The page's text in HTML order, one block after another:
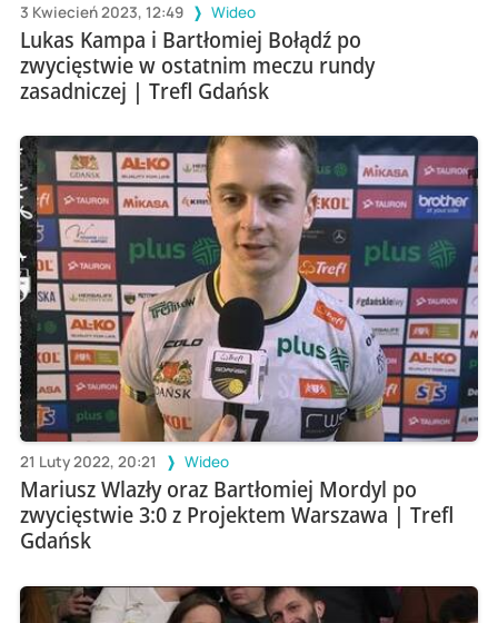
3 Kwiecień 2023, 12:49 Wideo
Lukas Kampa i Bartłomiej Bołądź po
zwycięstwie w ostatnim meczu rundy
zasadniczej | Trefl Gdańsk
21 Luty 2022, 20:21 Wideo
Mariusz Wlazły oraz Bartłomiej Mordyl po
zwycięstwie 3:0 z Projektem Warszawa | Trefl
Gdańsk